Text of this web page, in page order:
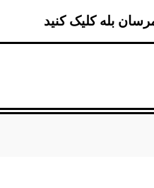
بله کلیک کنید